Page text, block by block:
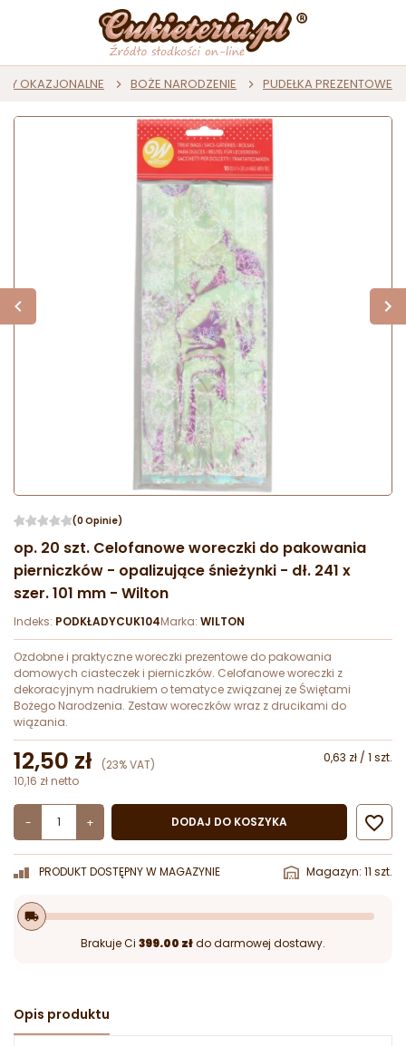
OKAZJONALNE BOŻE NARODZENIE PUDEŁKA PREZENTOWE
(0 Opinie)
op. 20 szt. Celofanowe woreczki do pakowania
pierniczków - opalizujące śnieżynki - dł. 241 x
szer. 101 mm - Wilton
Indeks: PODKŁADYCUK104Marka: WILTON
Ozdobne i praktyczne woreczki prezentowe do pakowania
domowych ciasteczek i pierniczków. Celofanowe woreczki z
dekoracyjnym nadrukiem o tematyce związanej ze Świętami
Bożego Narodzenia. Zestaw woreczków wraz z drucikami do
wiązania.
12,50 zł (23% VAT)
0,63 zł / 1 szt.
10,16 zł netto
- + DODAJ DO KOSZYKA 
PRODUKT DOSTĘPNY W MAGAZYNIE Magazyn: 11 szt.
local_shipping
Brakuje Ci 399.00 złdo darmowej dostawy.
Opis produktu